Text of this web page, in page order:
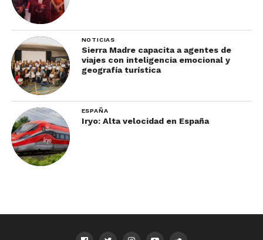
NOTICIAS
Sierra Madre capacita a agentes de
viajes con inteligencia emocional y
geografía turística
ESPAÑA
Iryo: Alta velocidad en España